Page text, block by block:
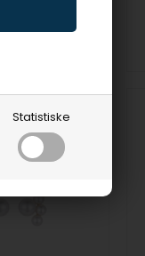
Statistiske